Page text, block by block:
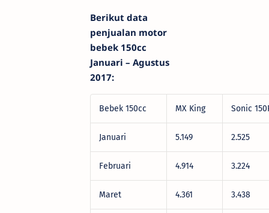
Berikut data
penjualan motor
bebek 150cc
Januari – Agustus
2017:
Bebek 150cc MX King Sonic
Januari 5.149 2.525
Februari 4.914 3.224
Maret 4.361 3.438